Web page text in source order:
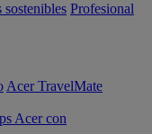
sostenibles Profesional
Acer TravelMate
Acer con